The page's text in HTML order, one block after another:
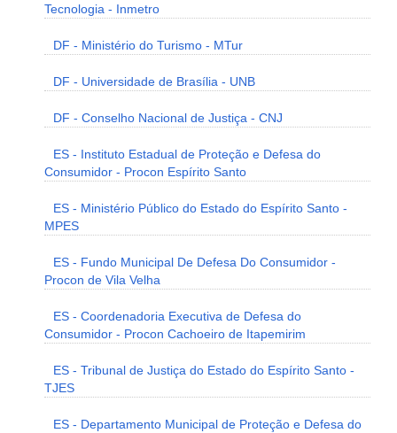
Tecnologia - Inmetro
DF - Ministério do Turismo - MTur
DF - Universidade de Brasília - UNB
DF - Conselho Nacional de Justiça - CNJ
ES - Instituto Estadual de Proteção e Defesa do
Consumidor - Procon Espírito Santo
ES - Ministério Público do Estado do Espírito Santo -
MPES
ES - Fundo Municipal De Defesa Do Consumidor -
Procon de Vila Velha
ES - Coordenadoria Executiva de Defesa do
Consumidor - Procon Cachoeiro de Itapemirim
ES - Tribunal de Justiça do Estado do Espírito Santo -
TJES
ES - Departamento Municipal de Proteção e Defesa do